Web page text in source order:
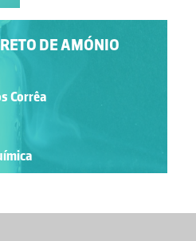
DE AMÓNIO
Corrêa